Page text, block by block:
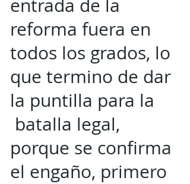
entrada de la
reforma fuera en
todos los grados, lo
que termino de dar
la puntilla para la
batalla legal,
porque se confirma
el engaño, primero